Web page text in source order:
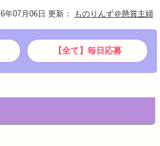
年07月06日 更新 ： ものりんず＠懸賞主婦
【全て】毎日応募